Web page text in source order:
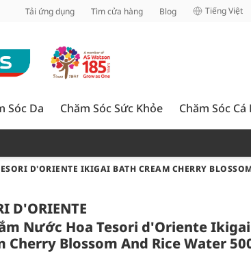
Tải ứng dụng Tìm cửa hàng Blog Tiếng Việt
Sóc Da Chăm Sóc Sức Khỏe Chăm Sóc Cá
D'ORIENTE IKIGAI BATH CREAM CHERRY
D'ORIENTE
Nước Hoa Tesori d'Oriente
Cherry Blossom And Rice Water